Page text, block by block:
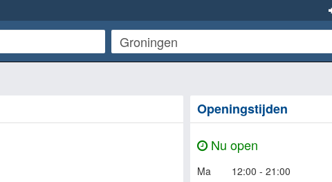
Openingstijden
Nu open
Ma
12:00 - 21:00